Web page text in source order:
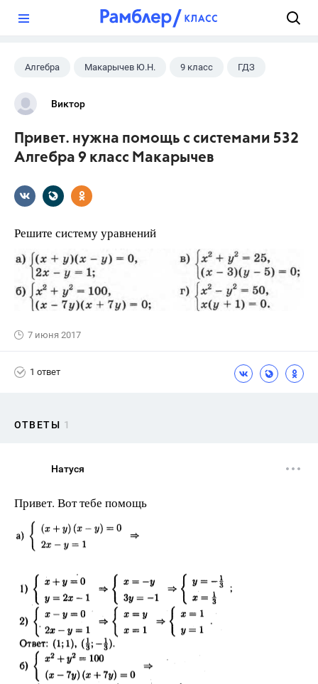
Алгебра Макарычев Ю.Н. 9 класс ГДЗ
Виктор
Привет. нужна помощь с системами 532
Алгебра 9 класс Макарычев
Решите систему уравнений
7 июня 2017
1 ответ
ОТВЕТЫ 1
Натуся
Привет. Вот тебе помощь